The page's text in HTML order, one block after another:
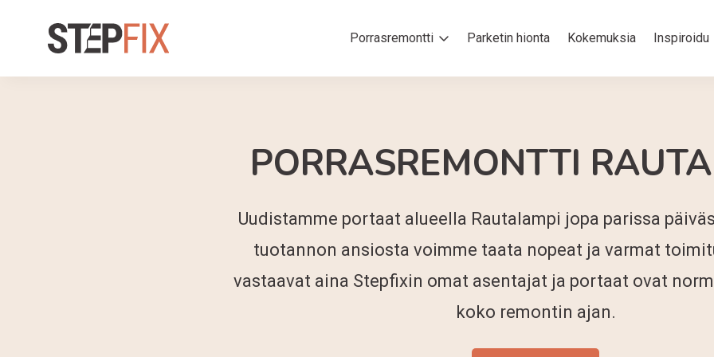
Porrasremontti Parketin hionta Kokemuksia Inspiroidu
PORRASREMONTTI
Uudistamme portaat alueella Rautalampi jopa parissa
tuotannon ansiosta voimme taata nopeat ja varmat
vastaavat aina Stepfixin omat asentajat ja portaat ovat
koko remontin ajan.